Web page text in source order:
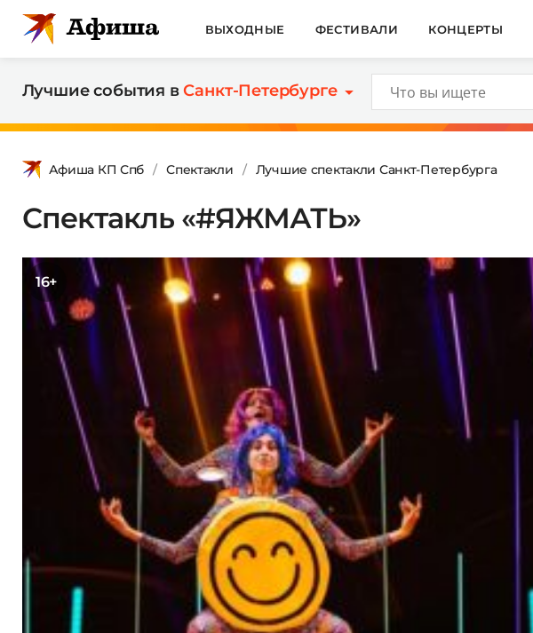
ВЫХОДНЫЕ ФЕСТИВАЛИ КОНЦЕРТЫ
Лучшие события вСанкт-Петербурге
Афиша КП Спб Спектакли Лучшие спектакли Санкт-Петербурга
Спектакль «#ЯЖМАТЬ»
16+